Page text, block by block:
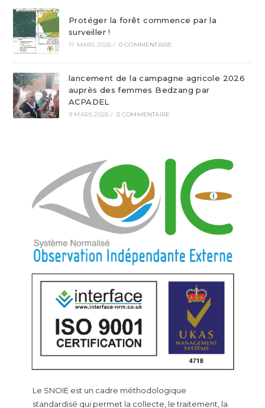
Protéger la forêt commence par la
surveiller !
17 MARS 2026 / 0 COMMENTAIRE
lancement de la campagne agricole 2026
auprès des femmes Bedzang par
ACPADEL
9 MARS 2026 / 0 COMMENTAIRE
Le SNOIE est un cadre méthodologique
standardisé qui permet la collecte, le traitement, la